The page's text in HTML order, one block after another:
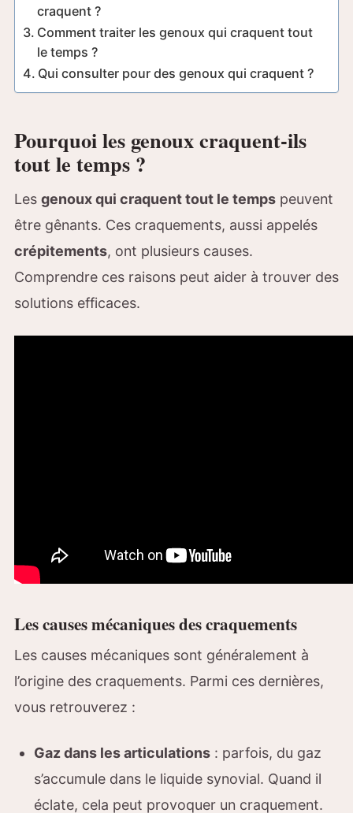
craquent ?
Comment traiter les genoux qui craquent tout
le temps ?
Qui consulter pour des genoux qui craquent ?
Pourquoi les genoux craquent-ils
tout le temps ?
Les genoux qui craquent tout le temps peuvent
être gênants. Ces craquements, aussi appelés
crépitements, ont plusieurs causes.
Comprendre ces raisons peut aider à trouver des
solutions efficaces.
Les causes mécaniques des craquements
Les causes mécaniques sont généralement à
l’origine des craquements. Parmi ces dernières,
vous retrouverez :
Gaz dans les articulations : parfois, du gaz
s’accumule dans le liquide synovial. Quand il
éclate, cela peut provoquer un craquement.